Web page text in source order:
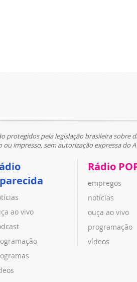
protegidos pela legislação brasileira sobre
impresso, sem autorização expressa do
ao vivo
Rádio
empregos
notícias
ouça ao vivo
programação
vídeos